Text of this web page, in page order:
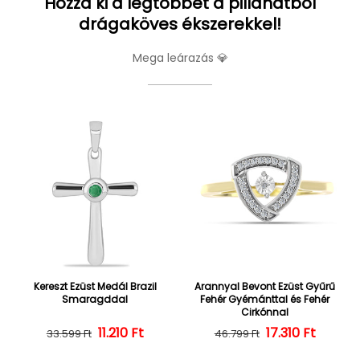
drágaköves ékszerekkel!
Mega leárazás 💎
Kereszt Ezüst Medál Brazil
Smaragddal
Normál ár
33.599 Ft Kedvezményes ár
11.210 Ft
Arannyal Bevont Ezüst Gyűrű
Fehér Gyémánttal és Fehér
Cirkónnal
Normál ár
46.799 Ft 17.310 Ft